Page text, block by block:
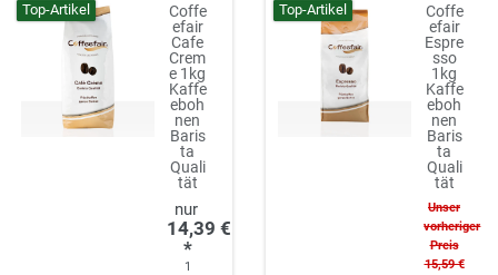
Top-Artikel
Coffe
efair
Cafe
Crem
e 1kg
Kaffe
eboh
nen
Baris
ta
Quali
tät
14,39 €
*
1
Top-Artikel
Coffe
efair
Espre
sso
1kg
Kaffe
eboh
nen
Baris
ta
Quali
tät
Unser
vorheriger
Preis
15,59 €